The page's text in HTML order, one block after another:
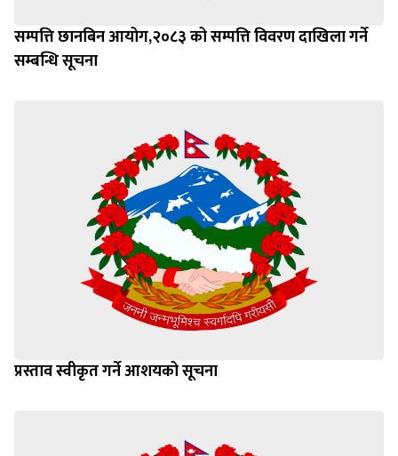
सम्पत्ति छानबिन आयोग,२०८३ को सम्पत्ति विवरण दाखिला गर्ने
सम्बन्धि सूचना
प्रस्ताव स्वीकृत गर्ने आशयको सूचना